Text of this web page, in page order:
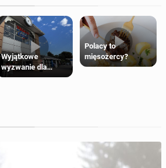
Wyjątkowe
wyzwanie dla
posiadaczy kart
Polacy to
mięsożercy?